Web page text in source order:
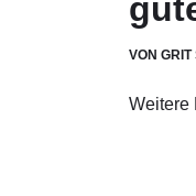
VON GRIT
Weitere